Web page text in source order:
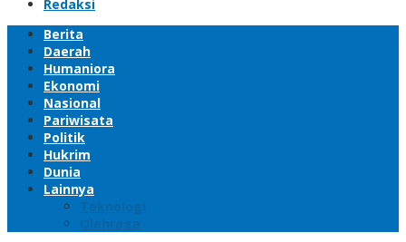
Redaksi
Berita
Daerah
Humaniora
Ekonomi
Nasional
Pariwisata
Politik
Hukrim
Dunia
Lainnya
Teknologi
Olahraga